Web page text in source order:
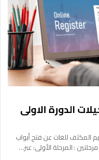
الدورة الاولى
المكثف للغات عن فتح أبواب
: المرحلة الأولى: عبر…